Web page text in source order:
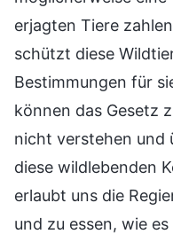
erjagten Tiere
schützt diese
Bestimmungen für
können das Gesetz
nicht verstehen und
diese wildlebenden
erlaubt uns die
und zu essen, wie